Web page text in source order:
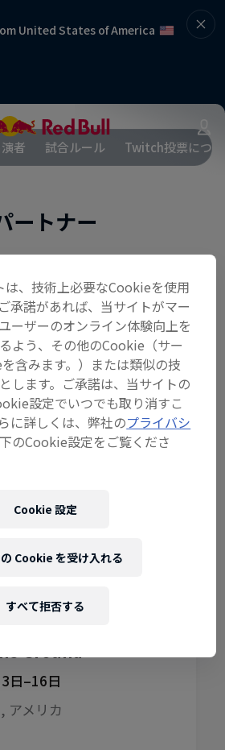
United States of America
者 試合ルール Twitch投票につ
ートナー
Ground
日–16日
アメリカ
は、技術上必要なCookieを使用
承諾があれば、当サイトがマー
ーザーのオンライン体験向上を
よう、その他のCookie（サー
含みます。）または類似の技
します。ご承諾は、当サイトの
設定でいつでも取り消すこ
に詳しくは、弊社のプライバシ
のCookie設定をご覧くださ
Cookie 設定
すべて拒否する
Cookie を受け入れる